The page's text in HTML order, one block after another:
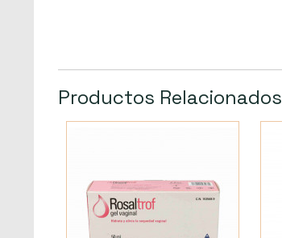
Productos Relacionados